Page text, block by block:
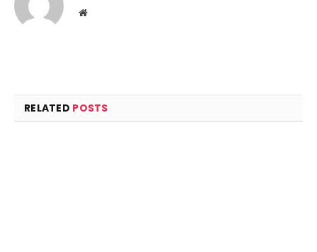
Website
RELATED POSTS